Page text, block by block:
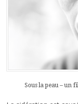
Sous la peau – un